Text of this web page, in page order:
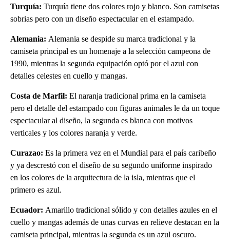
Turquía: Turquía tiene dos colores rojo y blanco. Son camisetas
sobrias pero con un diseño espectacular en el estampado.
Alemania: Alemania se despide su marca tradicional y la
camiseta principal es un homenaje a la selección campeona de
1990, mientras la segunda equipación optó por el azul con
detalles celestes en cuello y mangas.
Costa de Marfil: El naranja tradicional prima en la camiseta
pero el detalle del estampado con figuras animales le da un toque
espectacular al diseño, la segunda es blanca con motivos
verticales y los colores naranja y verde.
Curazao: Es la primera vez en el Mundial para el país caribeño
y ya descrestó con el diseño de su segundo uniforme inspirado
en los colores de la arquitectura de la isla, mientras que el
primero es azul.
Ecuador: Amarillo tradicional sólido y con detalles azules en el
cuello y mangas además de unas curvas en relieve destacan en la
camiseta principal, mientras la segunda es un azul oscuro.